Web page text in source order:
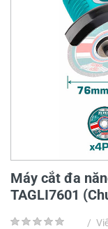
Máy cắt đa
TAGLI7601
/